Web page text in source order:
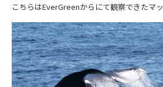
こちらはEverGreenからにて観察できたマ